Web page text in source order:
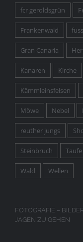
fcr geroldsgrün
Frankenwald
Gran Canaria
Kanaren Kirche
Kämmleinsfelsen
Möwe Nebel
reuther jungs
Steinbruch Taufe
Wald Wellen
FOTOGRAFIE –
AGEN ZU GEHEN